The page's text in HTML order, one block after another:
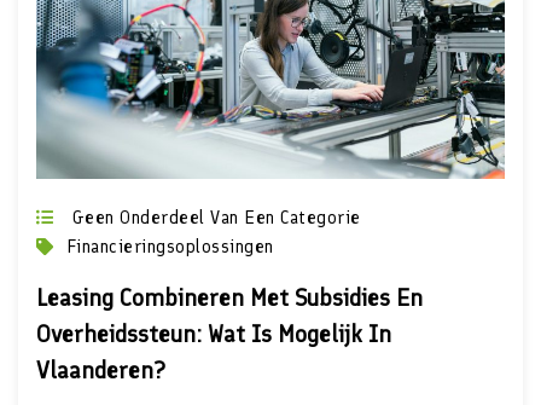
Geen Onderdeel Van Een Categorie
Financieringsoplossingen
Leasing Combineren Met Subsidies En
Overheidssteun: Wat Is Mogelijk In
Vlaanderen?